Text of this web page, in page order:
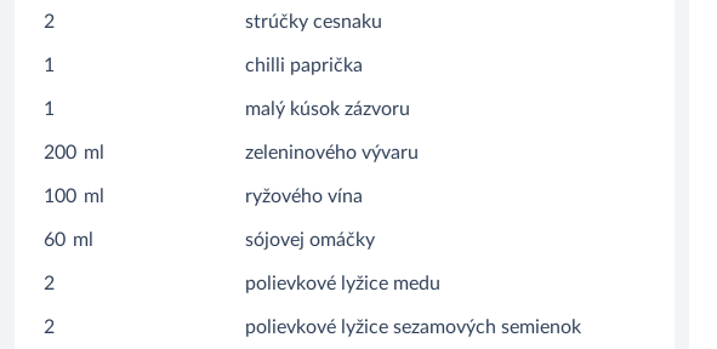
2 strúčky cesnaku
1 chilli paprička
1 malý kúsok zázvoru
200 ml zeleninového vývaru
100 ml ryžového vína
60 ml sójovej omáčky
2 polievkové lyžice medu
2 polievkové lyžice sezamových semienok